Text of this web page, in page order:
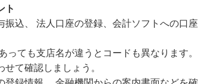
ト
込、 法人口座の登録、会計ソフトへの口座
ても支店名が違うとコードも異なります。
て確認しましょう。